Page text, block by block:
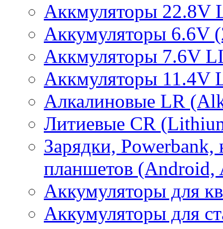
Аккмуляторы 22.8V
Аккумуляторы 6.6V
Аккмуляторы 7.6V
Аккмуляторы 11.4V
Алкалиновые LR
Литиевые CR
Зарядки, Powerbank,
планшетов (Android,
Аккумуляторы для
Аккумуляторы для